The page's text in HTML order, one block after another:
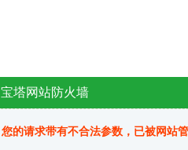
宝塔网站防火墙
您的请求带有不合法参数，已被网站